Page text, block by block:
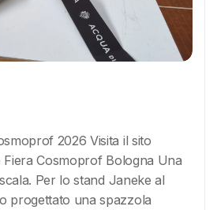
2026 Visita il sito
Fiera Cosmoprof Bologna Una
Per lo stand Janeke al
progettato una spazzola